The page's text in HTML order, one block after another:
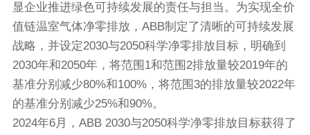
显企业推进绿色可持续发展的责任与担当。为实现全价
值链温室气体净零排放，ABB制定了清晰的可持续发展
战略，并设定2030与2050科学净零排放目标，明确到
2030年和2050年，将范围1和范围2排放量较2019年的
基准分别减少80%和100%，将范围3的排放量较2022年
的基准分别减少25%和90%。
2024年6月，ABB 2030与2050科学净零排放目标获得了